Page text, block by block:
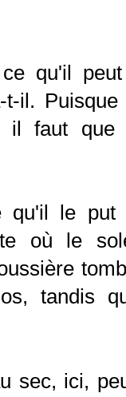
qu'il
t-il. Puisque
il faut que
qu'il le put
où le
tandis
sec, ici,